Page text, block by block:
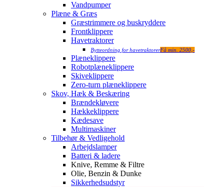
Vandpumper
Plæne & Græs
Græstrimmere og buskryddere
Frontklippere
Havetraktorer
Bytteordning for havetraktorerFå min. 2500,-
Plæneklippere
Robotplæneklippere
Skiveklippere
Zero-turn plæneklippere
Skov, Hæk & Beskæring
Brændekløvere
Hækkeklippere
Kædesave
Multimaskiner
Tilbehør & Vedligehold
Arbejdslamper
Batteri & ladere
Knive, Remme & Filtre
Olie, Benzin & Dunke
Sikkerhedsudstyr